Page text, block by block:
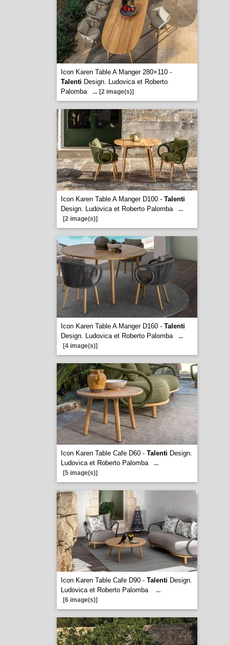
Icon Karen Table A Manger 280×110 -
Talenti Design. Ludovica et Roberto
Palomba
... [2 image(s)]
Icon Karen Table A Manger D100 - Talenti
Design. Ludovica et Roberto Palomba
...
[2 image(s)]
Icon Karen Table A Manger D160 - Talenti
Design. Ludovica et Roberto Palomba
...
[4 image(s)]
Icon Karen Table Cafe D60 - Talenti Design.
Ludovica et Roberto Palomba
...
[5 image(s)]
Icon Karen Table Cafe D90 - Talenti Design.
Ludovica et Roberto Palomba
...
[6 image(s)]